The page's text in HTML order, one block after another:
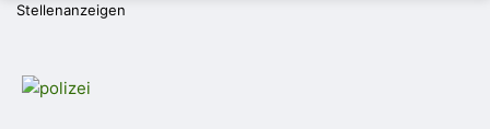
Stellenanzeigen